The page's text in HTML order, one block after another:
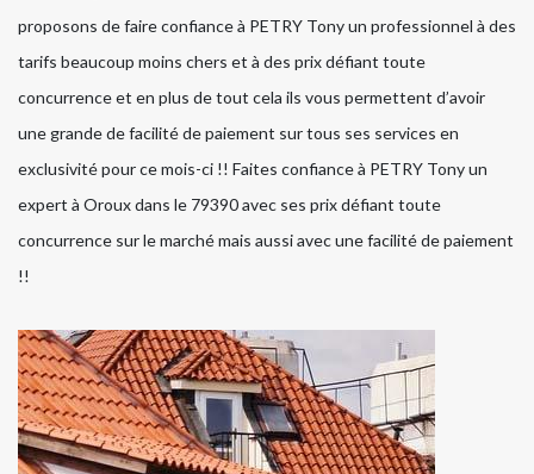
proposons de faire confiance à PETRY Tony un professionnel à des
tarifs beaucoup moins chers et à des prix défiant toute
concurrence et en plus de tout cela ils vous permettent d’avoir
une grande de facilité de paiement sur tous ses services en
exclusivité pour ce mois-ci !! Faites confiance à PETRY Tony un
expert à Oroux dans le 79390 avec ses prix défiant toute
concurrence sur le marché mais aussi avec une facilité de paiement
!!